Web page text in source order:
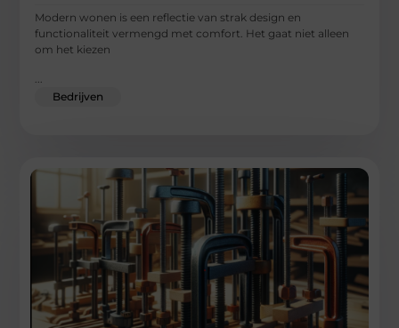
Modern wonen is een reflectie van strak design en
functionaliteit vermengd met comfort. Het gaat niet alleen
om het kiezen
Bedrijven